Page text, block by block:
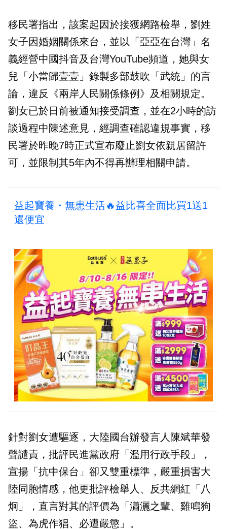
移民署指出，該案起因於接獲網路檢舉，劉姓
女子因婚姻關係來台，並以「亞亞在台灣」名
義經營中國抖音及台灣YouTube頻道，她與女
兒「小當歸壹壹」錄製多部鼓吹「武統」的言
論，違反《兩岸人民關係條例》及相關規定。
劉女已於日前被通知接受調查，並在2小時的訪
談過程中陳述意見，經調查確認違規事實，移
民署於昨晚7時正式宣布廢止劉女依親居留許
可，並限制其5年內不得再辦理相關申請。
益起寶養・無患生活🔥益比喜全面比買1送1
還便宜
針對劉女遭驅逐，大陸國台辦發言人陳斌華發
聲譴責，批評民進黨政府「濫用行政手段」，
宣揚「抗中保台」卻又雙重標準，嚴重損害大
陸同胞情感，他更批評檢舉人、反共網紅「八
炯」，直言對其的評價為「瀟灑之輩、雞鳴狗
盜、為虎作猖、必遭嚴懲」。